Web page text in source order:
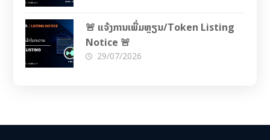
🚨 ແຈ້ງການເພີ່ມຫຼຽນ/Token Listing
Notice 🚨
29/07/2026